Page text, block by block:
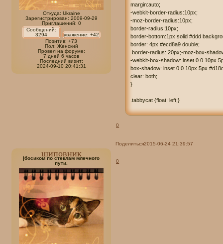
Откуда: Ukraine
Зарегистрирован: 2009-09-29
Приглашений: 0
Сообщений:
3294
уважение: +42
Позитив: +73
Пол: Женский
Провел на форуме:
7 дней 6 часов
Последний визит:
2024-09-10 20:41:31
margin:auto;
-webkit-border-radius:10px;
-moz-border-radius:10px;
border-radius:10px;
border-bottom:1px solid #ddd
border: 4px #ecd8a9 double;
border-radius: 20px;-moz-box-
-webkit-box-shadow: inset 0 0 10px
box-shadow: inset 0 0 10px 5px
clear: both;
}
.tabbycat {float: left;}
.tabbycat label {
0
Поделиться2015-06-24 21:39:57
шиповник
|босиком по стеклам млечного
пути.
0